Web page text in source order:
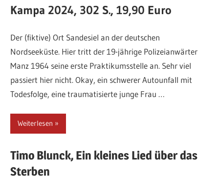
Kampa 2024, 302 S., 19,90 Euro
Der (fiktive) Ort Sandesiel an der deutschen
Nordseeküste. Hier tritt der 19-jährige Polizeianwärter
Manz 1964 seine erste Praktikumsstelle an. Sehr viel
passiert hier nicht. Okay, ein schwerer Autounfall mit
Todesfolge, eine traumatisierte junge Frau …
Weiterlesen
Timo Blunck, Ein kleines Lied über das
Sterben